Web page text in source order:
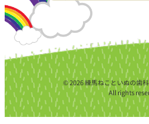
© 2026 練馬ねこといぬの歯
All rights